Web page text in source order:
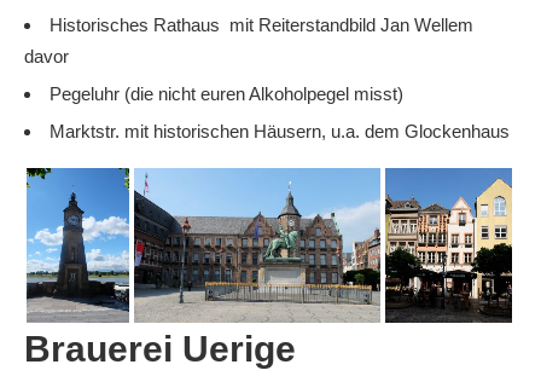
Historisches Rathaus mit Reiterstandbild Jan Wellem
davor
Pegeluhr (die nicht euren Alkoholpegel misst)
Marktstr. mit historischen Häusern, u.a. dem Glockenhaus
Brauerei Uerige